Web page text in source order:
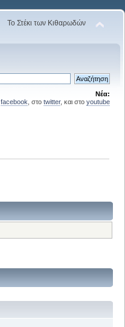
Το Στέκι των Κιθαρωδών
Νέα:
facebook , στο twitter, και στο youtube